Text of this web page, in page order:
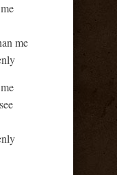
me